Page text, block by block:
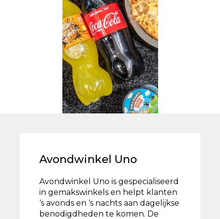
Avondwinkel Uno
Avondwinkel Uno is gespecialiseerd
in gemakswinkels en helpt klanten
‘s avonds en ‘s nachts aan dagelijkse
benodigdheden te komen. De